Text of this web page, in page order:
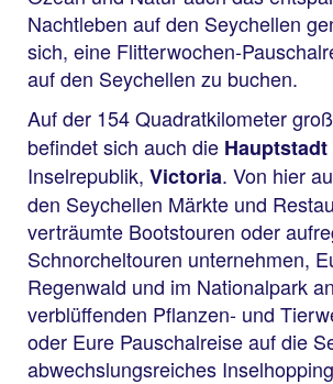
Nachtleben auf den Seychellen
sich, eine Flitterwochen-
auf den Seychellen zu buchen.
Auf der 154 Quadratkilometer
befindet sich auch die Hauptstadt
Inselrepublik, Victoria. Von hier
den Seychellen Märkte und
verträumte Bootstouren oder
Schnorcheltouren unternehmen,
Regenwald und im Nationalpark
verblüffenden Pflanzen- und
oder Eure Pauschalreise auf die
abwechslungsreiches